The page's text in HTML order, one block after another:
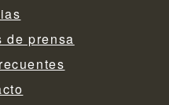
de prensa